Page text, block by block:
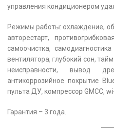
управления кондиционером
Режимы работы: охлаждение,
авторестарт,
самоочистка,
вентилятора, глубокий сон,
неисправности, вывод
антикоррозийное покрытие
пульта ДУ, компрессор GMCC,
Гарантия – 3 года.